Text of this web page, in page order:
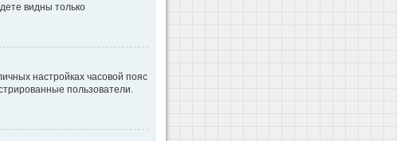
видны только
настройках часовой пояс
пользователи.